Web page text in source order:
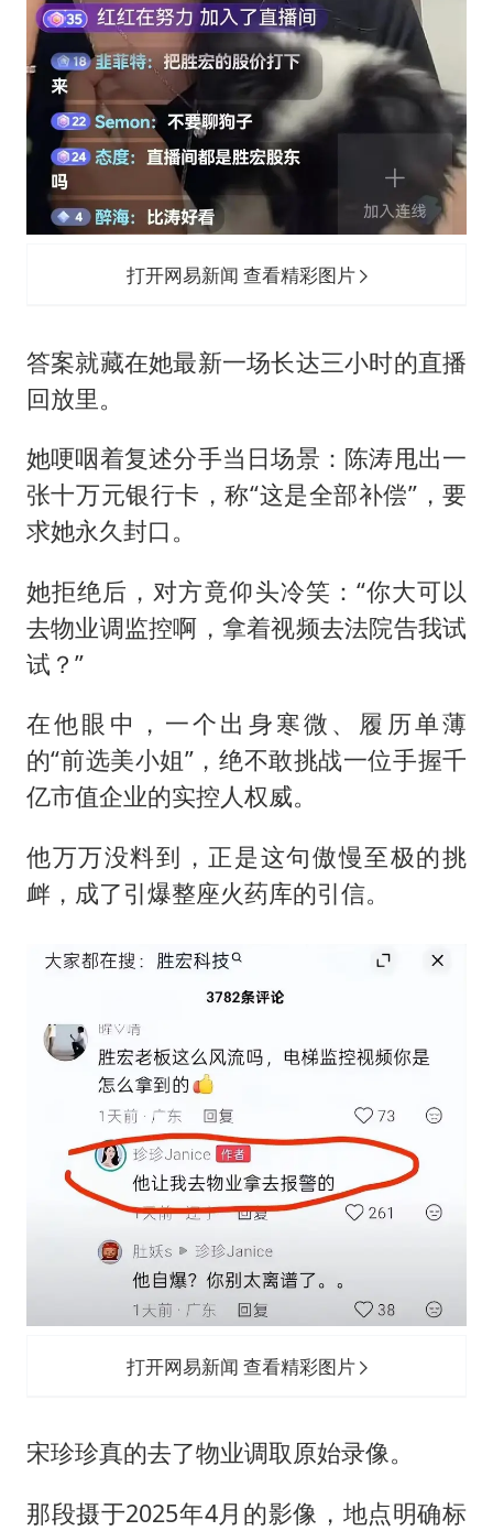
打开网易新闻 查看精彩图片
答案就藏在她最新一场长达三小时的直播
回放里。
她哽咽着复述分手当日场景：陈涛甩出一
张十万元银行卡，称“这是全部补偿”，要
求她永久封口。
她拒绝后，对方竟仰头冷笑：“你大可以
去物业调监控啊，拿着视频去法院告我试
试？”
在他眼中，一个出身寒微、履历单薄
的“前选美小姐”，绝不敢挑战一位手握千
亿市值企业的实控人权威。
他万万没料到，正是这句傲慢至极的挑
衅，成了引爆整座火药库的引信。
打开网易新闻 查看精彩图片
宋珍珍真的去了物业调取原始录像。
那段摄于2025年4月的影像，地点明确标